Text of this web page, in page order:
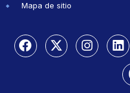
Mapa de sitio